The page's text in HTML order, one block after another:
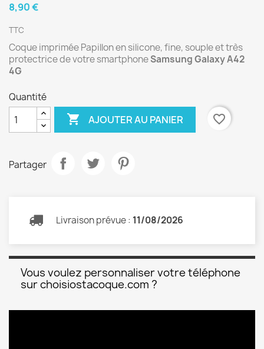
8,90 €
TTC
Coque imprimée Papillon en silicone, fine, souple et très
protectrice de votre smartphoneSamsung GalaxyA42
4G
Quantité
 AJOUTER AU PANIER favorite_border
Partager
Livraison prévue : 11/08/2026
Vous voulez personnaliser votre téléphone
sur choisiostacoque.com ?